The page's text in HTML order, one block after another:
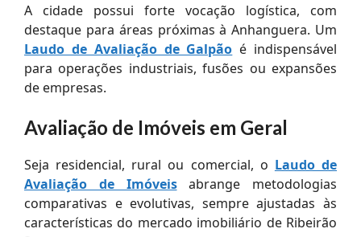
A cidade possui forte vocação logística, com
destaque para áreas próximas à Anhanguera. Um
Laudo de Avaliação de Galpão é indispensável
para operações industriais, fusões ou expansões
de empresas.
Avaliação de Imóveis em Geral
Seja residencial, rural ou comercial, o Laudo de
Avaliação de Imóveisabrange metodologias
comparativas e evolutivas, sempre ajustadas às
características do mercado imobiliário de Ribeirão